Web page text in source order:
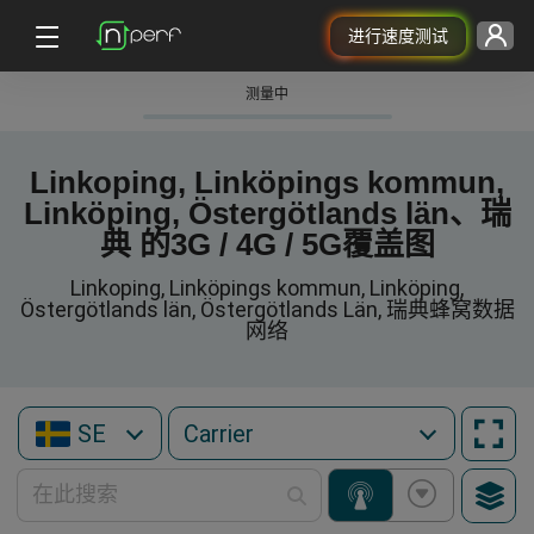
进行速度测试
测量中
Linkoping, Linköpings kommun,
Linköping, Östergötlands län、瑞
典 的3G / 4G / 5G覆盖图
Linkoping, Linköpings kommun, Linköping,
Östergötlands län, Östergötlands Län, 瑞典蜂窝数据
网络
SE